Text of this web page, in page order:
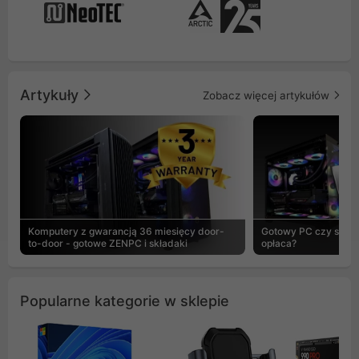
Artykuły Zobacz więcej artykułów
Komputery z gwarancją 36 miesięcy door-
to-door - gotowe ZENPC i składaki
Gotowy PC czy
opłaca?
Popularne kategorie w sklepie